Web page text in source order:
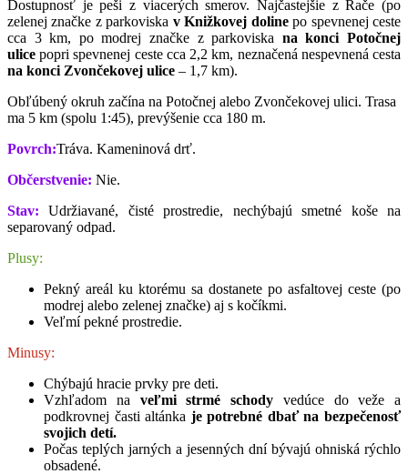
Dostupnosť je peši z viacerých smerov. Najčastejšie z Rače (po
zelenej značke z parkoviska v Knižkovej dolinepo spevnenej ceste
cca 3 km, po modrej značke z parkoviska na konci Potočnej
ulice popri spevnenej ceste cca 2,2 km, neznačená nespevnená cesta
na konci Zvončekovej ulice – 1,7 km).
Obľúbený okruh začína na Potočnej alebo Zvončekovej ulici. Trasa
ma 5 km (spolu 1:45), prevýšenie cca 180 m.
Povrch:Tráva. Kameninová drť.
Občerstvenie: Nie.
Stav:
Udržiavané, čisté prostredie, nechýbajú smetné koše na
separovaný odpad.
Plusy:
Pekný areál ku ktorému sa dostanete po asfaltovej ceste (po
modrej alebo zelenej značke) aj s kočíkmi.
Veľmí pekné prostredie.
Minusy:
Chýbajú hracie prvky pre deti.
Vzhľadom na veľmi strmé schody vedúce do veže a
podkrovnej časti altánka je potrebné dbať na bezpečenosť
svojich detí.
Počas teplých jarných a jesenných dní bývajú ohniská rýchlo
obsadené.